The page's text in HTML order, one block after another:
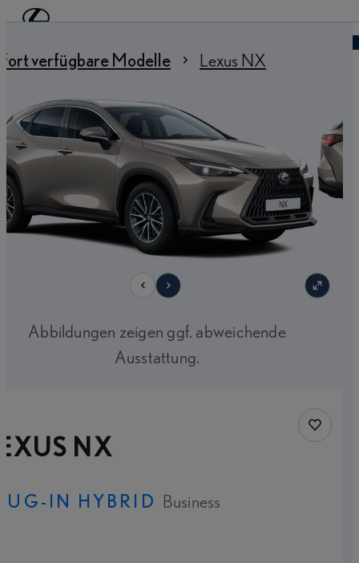
Zum Hauptinhalt springen
verfügbare Modelle Lexus NX
Abbildungen zeigen ggf. abweichende
Ausstattung.
NX
IN HYBRID Business